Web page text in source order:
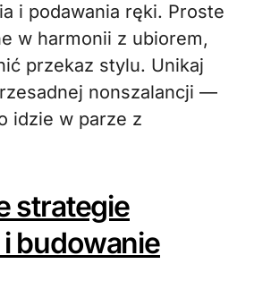
i podawania ręki. Proste
w harmonii z ubiorem,
przekaz stylu. Unikaj
nonszalancji —
idzie w parze z
strategie
budowanie